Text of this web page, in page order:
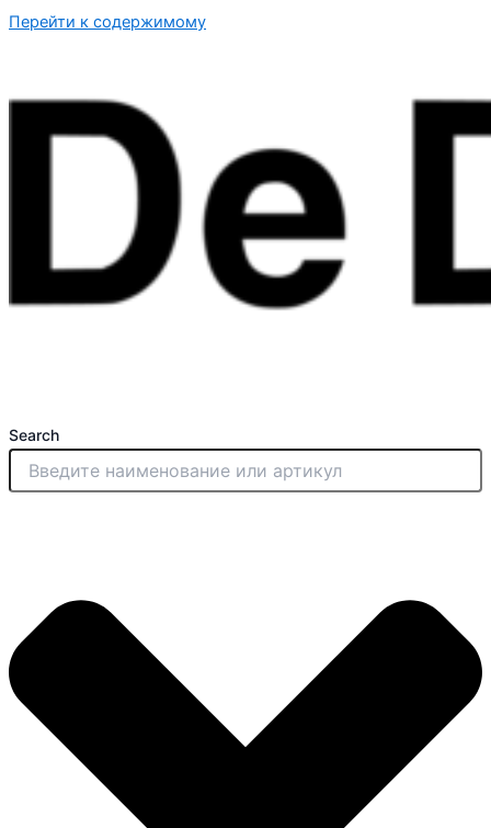
Перейти к содержимому
Search